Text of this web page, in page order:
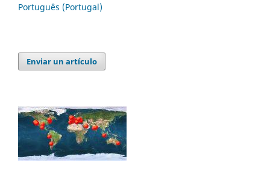
Português (Portugal)
Enviar un artículo